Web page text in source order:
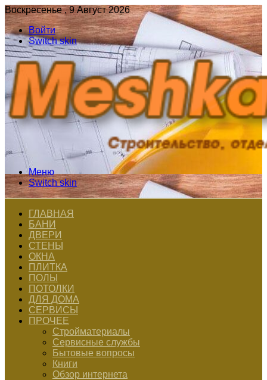
Воскресенье , 9 Август 2026
Войти
Switch skin
Меню
Switch skin
ГЛАВНАЯ
БАНИ
ДВЕРИ
СТЕНЫ
ОКНА
ПЛИТКА
ПОЛЫ
ПОТОЛКИ
ДЛЯ ДОМА
СЕРВИСЫ
ПРОЧЕЕ
Стройматериалы
Сервисные службы
Бытовые вопросы
Книги
Обзор интернета